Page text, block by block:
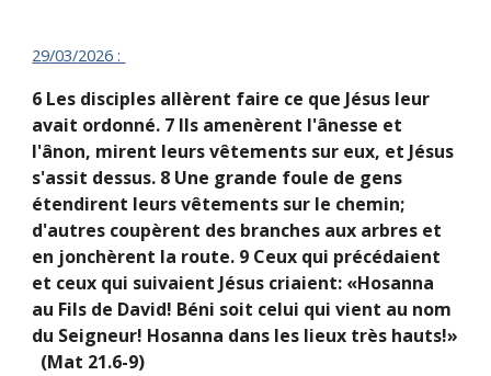
29/03/2026 :
6 Les disciples allèrent faire ce que Jésus leur
avait ordonné. 7 Ils amenèrent l'ânesse et
l'ânon, mirent leurs vêtements sur eux, et Jésus
s'assit dessus. 8 Une grande foule de gens
étendirent leurs vêtements sur le chemin;
d'autres coupèrent des branches aux arbres et
en jonchèrent la route. 9 Ceux qui précédaient
et ceux qui suivaient Jésus criaient: «Hosanna
au Fils de David! Béni soit celui qui vient au nom
du Seigneur! Hosanna dans les lieux très hauts!»
(Mat 21.6-9)